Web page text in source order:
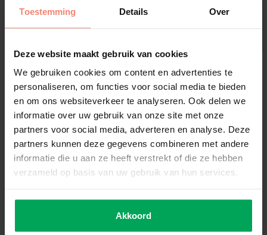
Toestemming Details Over
Deze website maakt gebruik van cookies
We gebruiken cookies om content en advertenties te
personaliseren, om functies voor social media te bieden
en om ons websiteverkeer te analyseren. Ook delen we
informatie over uw gebruik van onze site met onze
partners voor social media, adverteren en analyse. Deze
partners kunnen deze gegevens combineren met andere
informatie die u aan ze heeft verstrekt of die ze hebben
verzameld op basis van uw gebruik van hun services.
Akkoord
Scalasol®
Sonnenschutzfolie |
SPM80E | Leicht getönt
durchsichtig /
Spiegelfolie
Vollständigem Spiegeleffekt
80% Reduzierung Sonnenwärme
€23,00
Zum Produkt
Scalasol®
Sonnenschutzfolie |
NT50E | Leicht getönt
durchsichtig
Leicht getönt durchsichtig
50% Reduzierung Sonnenwärme
€22,50
Zum Produkt